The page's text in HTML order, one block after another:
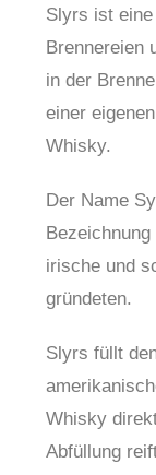
Slyrs ist
Brennereien
in der
einer
Whisky.
Der Name
irische und
gründeten.
Slyrs füllt
Whisky
Abfüllung